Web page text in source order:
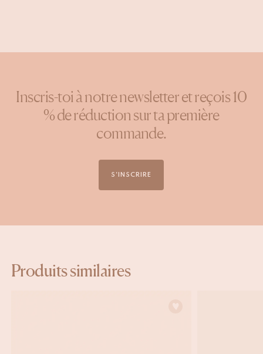
Inscris-toi à notre newsletter et reçois 10
% de réduction sur ta première
commande.
S'INSCRIRE
Produits similaires